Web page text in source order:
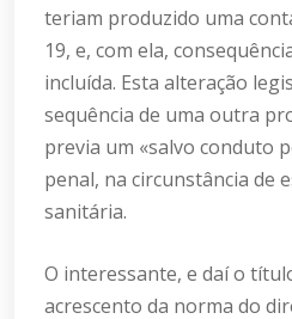
teriam produzido uma
19, e, com ela,
incluída. Esta alteração
sequência de uma outra
previa um «salvo conduto
penal, na circunstância de
sanitária.
O interessante, e daí o
acrescento da norma do